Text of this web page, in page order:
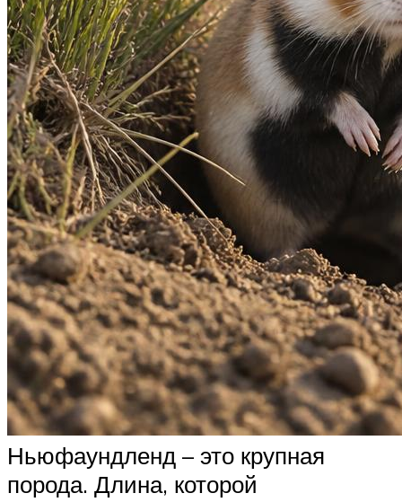
Ньюфаундленд – это крупная
порода. Длина, которой